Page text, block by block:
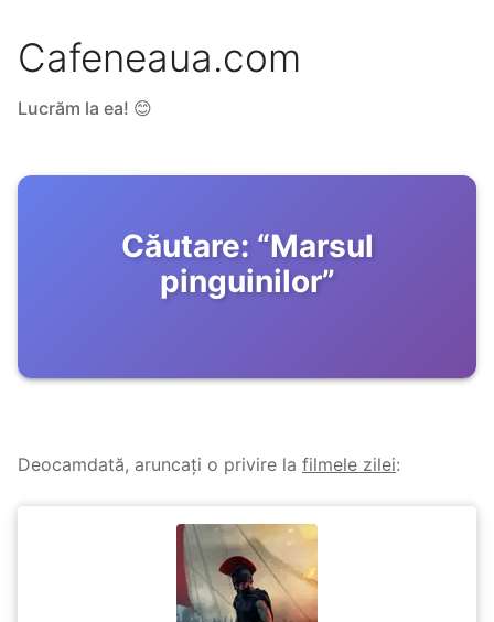
Cafeneaua.com
Lucrăm la ea! 😊
Căutare: “Marsul
pinguinilor”
Deocamdată, aruncați o privire la filmele zilei: